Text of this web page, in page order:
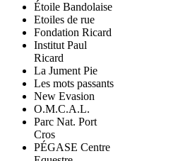
Étoile Bandolaise
Etoiles de rue
Fondation Ricard
Institut Paul
Ricard
La Jument Pie
Les mots passants
New Evasion
O.M.C.A.L.
Parc Nat. Port
Cros
PÉGASE Centre